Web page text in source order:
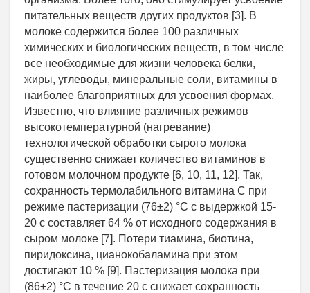
питательных веществ других продуктов [3]. В
молоке содержится более 100 различных
химических и биологических веществ, в том числе
все необходимые для жизни человека белки,
жиры, углеводы, минеральные соли, витамины в
наиболее благоприятных для усвоения формах.
Известно, что влияние различных режимов
высокотемпературной (нагревание)
технологической обработки сырого молока
существенно снижает количество витаминов в
готовом молочном продукте [6, 10, 11, 12]. Так,
сохранность термолабильного витамина С при
режиме пастеризации (76±2) °С с выдержкой 15-
20 с составляет 64 % от исходного содержания в
сыром молоке [7]. Потери тиамина, биотина,
пиридоксина, цианокобаламина при этом
достигают 10 % [9]. Пастеризация молока при
(86±2) °С в течение 20 с снижает сохранность